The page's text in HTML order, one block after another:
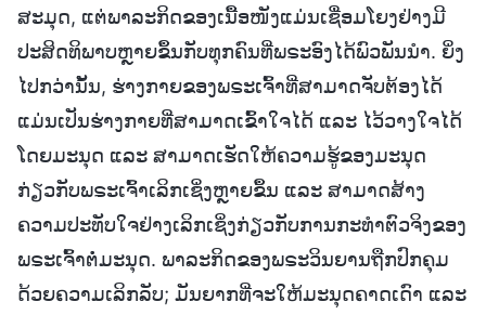
ສະມຸດ, ແຕ່ພາລະກິດຂອງເນື້ອໜັງແມ່ນເຊື່ອມໂຍງຢ່າງມີ
ປະສິດທິພາບຫຼາຍຂຶ້ນກັບທຸກຄົນທີ່ພຣະອົງໄດ້ພົວພັນນໍາ. ຍິ່ງ
ໄປກວ່ານັ້ນ, ຮ່າງກາຍຂອງພຣະເຈົ້າທີ່ສາມາດຈັບຕ້ອງໄດ້
ແມ່ນເປັນຮ່າງກາຍທີ່ສາມາດເຂົ້າໃຈໄດ້ ແລະ ໄວ້ວາງໃຈໄດ້
ໂດຍມະນຸດ ແລະ ສາມາດເຮັດໃຫ້ຄວາມຮູ້ຂອງມະນຸດ
ກ່ຽວກັບພຣະເຈົ້າເລິກເຊິ່ງຫຼາຍຂຶ້ນ ແລະ ສາມາດສ້າງ
ຄວາມປະທັບໃຈຢ່າງເລິກເຊິ່ງກ່ຽວກັບການກະທຳຕົວຈິງຂອງ
ພຣະເຈົ້າຕໍ່ມະນຸດ. ພາລະກິດຂອງພຣະວິນຍານຖືກປົກຄຸມ
ດ້ວຍຄວາມເລິກລັບ; ມັນຍາກທີ່ຈະໃຫ້ມະນຸດຄາດເດົາ ແລະ